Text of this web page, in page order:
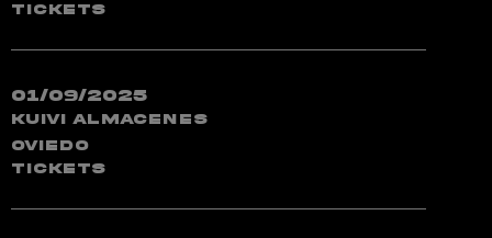
TICKETS
01/09/2025
Kuivi Almacenes
Oviedo
TICKETS